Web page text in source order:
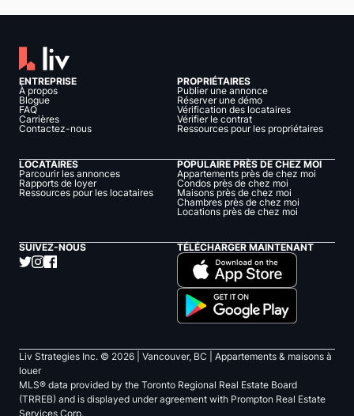
ENTREPRISE
À propos
Blogue
FAQ
Carrières
Contactez-nous
PROPRIÉTAIRES
Publier une annonce
Réserver une démo
Vérification des locataires
Vérifier le contrat
Ressources pour les propriétaires
LOCATAIRES
Parcourir les annonces
Rapports de loyer
Ressources pour les locataires
POPULAIRE PRÈS DE CHEZ MOI
Appartements près de chez moi
Condos près de chez moi
Maisons près de chez moi
Chambres près de chez moi
Locations près de chez moi
SUIVEZ-NOUS TÉLÉCHARGER MAINTENANT
Liv Strategies Inc. © 2026 | Vancouver, BC |
Appartements & maisons à
louer
MLS® data provided by the Toronto Regional Real Estate Board
(TRREB) and is displayed under agreement with Prompton Real Estate
Services Corp.